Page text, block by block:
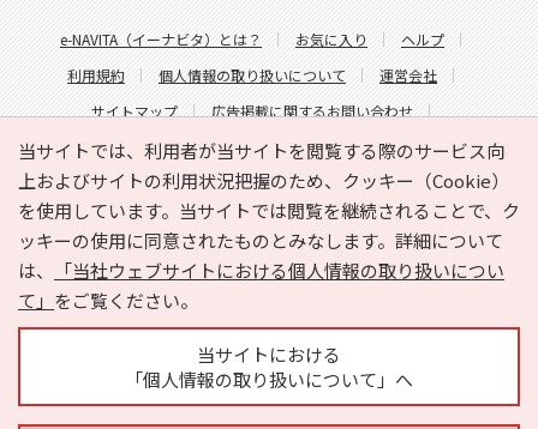
当サイトでは、利用者が当サイトを閲覧する際のサービス向
上およびサイトの利用状況把握のため、クッキー（Cookie）
を使用しています。当サイトでは閲覧を継続されることで、ク
ッキーの使用に同意されたものとみなします。詳細について
は、
「当社ウェブサイトにおける個人情報の取り扱いについ
て」 をご覧ください。
当サイトにおける
「個人情報の取り扱いについて」へ
e-NAVITA（イーナビタ）とは？ お気に入り
ヘルプ
利用規約
個人情報の取り扱いについて
運営会社
サイトマップ
広告掲載に関するお問い合わせ
サイトの内容に関するお問い合わせ
Copyright © HYOJITO.Co.,Ltd. All Rights Reserved.